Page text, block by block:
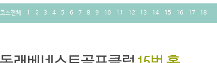
코스전체 1 2 3 4 5 6 7 8 9 10 11 12 13 14 15 16 17 18